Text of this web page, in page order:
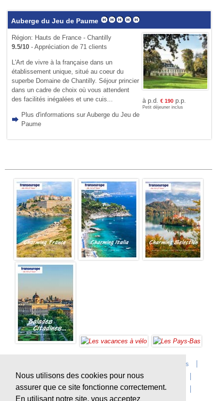
Nous utilisons des cookies pour nous
assurer que ce site fonctionne correctement.
En utilisant notre site, vous acceptez
Auberge du Jeu de Paume
Région: Hauts de France - Chantilly
9.5/10- Appréciation de 71 clients
L'Art de vivre à la française dans un
établissement unique, situé au coeur du
superbe Domaine de Chantilly. Séjour princier
dans un cadre de choix où vous attendent
des facilités inégalées et une cuis...
Plus d'informations sur Auberge du Jeu de
Paume
à p.d. € 190p.p.
Petit déjeuner inclus
Postes vacants
Contact
Questions? Agences
Conditions de voyage
Assurances
privacy